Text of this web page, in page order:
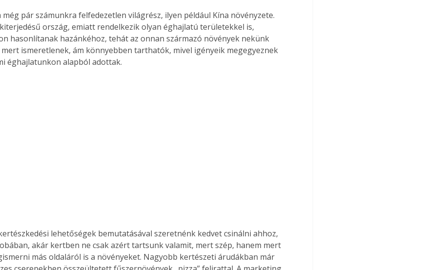
még pár számunkra felfedezetlen világrész, ilyen például Kína növényzete.
ország, emiatt rendelkezik olyan éghajlatú területekkel is,
hasonlítanak hazánkéhoz, tehát az onnan származó növények nekünk
ismeretlenek, ám könnyebben tarthatók, mivel igényeik megegyeznek
éghajlatunkon alapból adottak.
lehetőségek bemutatásával szeretnénk kedvet csinálni ahhoz,
akár kertben ne csak azért tartsunk valamit, mert szép, hanem mert
más oldaláról is a növényeket. Nagyobb kertészeti árudákban már